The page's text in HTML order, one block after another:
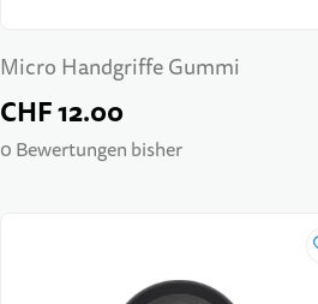
Micro Handgriffe Gummi
CHF 12.00
0 Bewertungen bisher